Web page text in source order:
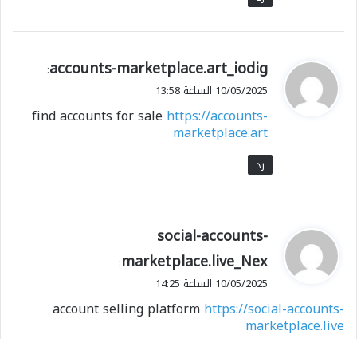
ي
ق
ل
accounts-marketplace.art_iodig
:
10/05/2025 الساعة 13:58
find accounts for salehttps://accounts-
marketplace.art
رد
ي
و
ل
social-accounts-
marketplace.live_Nex
:
10/05/2025 الساعة 14:25
account selling platformhttps://social-accounts-
marketplace.live